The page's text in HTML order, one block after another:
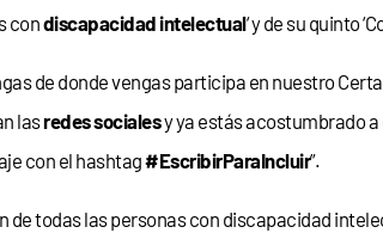
condiscapacidad intelectual‘ y de su quinto
de donde vengas participa en nuestro
lasredes socialesy ya estás acostumbrado
con el hashtag#EscribirParaIncluir”.
todas las personas con discapacidad